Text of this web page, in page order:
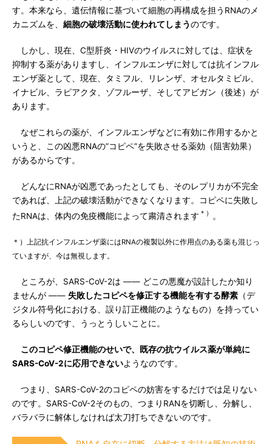
す。本来なら、遺伝情報に基づいて細胞の再構成を担うRNAのメ
カニズムを、 細胞の破壊活動に使われてしまうのです。
しかし、現在、C型肝炎・HIVのウイルスに対しては、症状を
抑制する薬がありますし、インフルエンザに対しては抗インフル
エンザ薬として、現在、タミフル、リレンザ、オセルタミビル、
イナビル、ラピアクタ、ゾフルーザ、そしてアビガン（後述）が
あります。
なぜこれらの薬が、インフルエンザなどに有効に作用するかと
いうと、この凶悪RNAの”コピペ”を失敗させる薬効（阻害効果）
があるからです。
どんなにRNAが凶悪であったとしても、そのレプリカが不完全
であれば、上記の破壊活動ができなくなります。コピペに失敗し
たRNAは、体内の免疫機能によって粛清されます ＊）
＊）上記抗インフルエンザ薬にはRNAの複製以外に作用点のある薬も混じっ
ていますが、今は無視します。
ところが、SARS-CoV-2は ―― どこの悪魔が設計したか知り
ませんが ―― 失敗したコピペを修正する機能を有する酵素 （デ
ジタル符号化における、誤り訂正機能のようなもの）を持ってい
るらしいのです、うっとうしいことに。
このコピペ修正機能のせいで、既存の抗ウイルス薬が単純に
SARS-CoV-2に応用できないようなのです。
つまり、SARS-CoV-2のコピペの妨害をするだけでは足りない
のです。SARS-CoV-2そのもの、つまりRANを切断し、分解し、
バラバラに解体しなければ太刀打ちできないのです。